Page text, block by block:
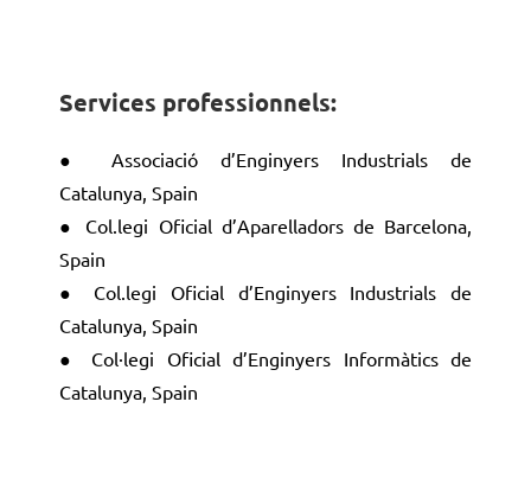
Services professionnels:
● Associació d’Enginyers Industrials de
Catalunya, Spain
● Col.legi Oficial d’Aparelladors de Barcelona,
Spain
● Col.legi Oficial d’Enginyers Industrials de
Catalunya, Spain
● Col·legi Oficial d’Enginyers Informàtics de
Catalunya, Spain